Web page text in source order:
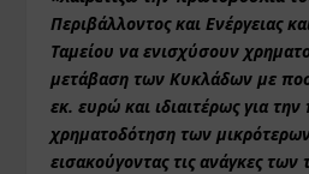
Περιβάλλοντος και Ενέργειας
Ταμείου να ενισχύσουν
μετάβαση των Κυκλάδων με
εκ. ευρώ και ιδιαιτέρως για
χρηματοδότηση των
εισακούγοντας τις ανάγκες